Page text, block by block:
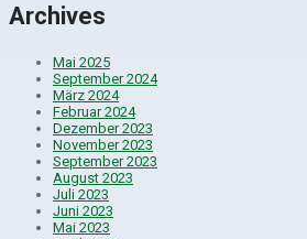
Archives
Mai 2025
September 2024
März 2024
Februar 2024
Dezember 2023
November 2023
September 2023
August 2023
Juli 2023
Juni 2023
Mai 2023